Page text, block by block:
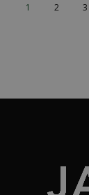
1 2 3